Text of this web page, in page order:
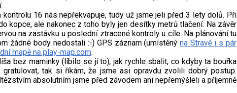
16 nás nepřekvapuje, tudy už jsme jeli před 3 lety dolů. Při
kopce, ale nakonec z toho byly jen desítky metrů tlačení. Na závěr
na zastávku u poslední ztracené kontroly u cíle. Na plánování tu
žádné body nedostali :-) GPS záznam (umístěnýna Stravě i s pár
mapě na play-map.com.
bez maminky (líbilo se jí to), jak rychle sbalit, co kdyby ta bouřka
tak si říkám, že jsme asi opravdu zvolili dobrý postup.
absolutním jsme před závodem ani nepřemýšleli a příjemně